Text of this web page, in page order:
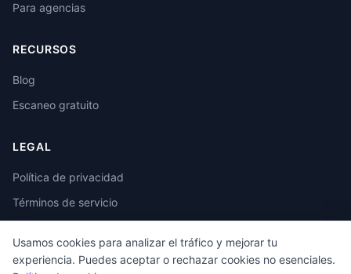
Para agencias
RECURSOS
Blog
Escaneo gratuito
LEGAL
Política de privacidad
Términos de servicio
Usamos cookies para analizar el tráfico y mejorar tu
experiencia. Puedes aceptar o rechazar cookies no esenciales.